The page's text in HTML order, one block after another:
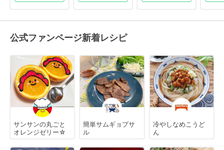
公式ファンページ新着レシピ
サンサンの丸ごと
オレンジゼリー☆
簡単サムギョプサ
ル
冷やしなめこうど
ん